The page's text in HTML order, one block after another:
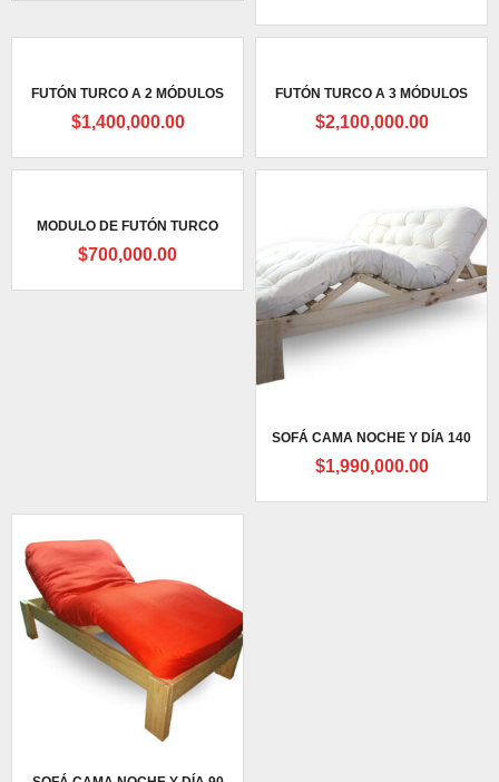
was:
is:
FUTÓN TURCO A 2 MÓDULOS
$1,400,000.00
FUTÓN TURCO A 3 MÓDULOS
$2,100,000.00
MODULO DE FUTÓN TURCO
$700,000.00
SOFÁ CAMA NOCHE Y DÍA 140
$1,990,000.00